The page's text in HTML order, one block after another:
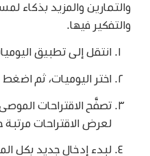
والتمارين والمزيد بذكاء
والتفكير فيها.
انتقل إلى تطبيق
اختر اليوميات، ثم
تصفَّح الاقتراحات
لعرض الاقتراحات مرتبة
لبدء إدخال جديد بكل